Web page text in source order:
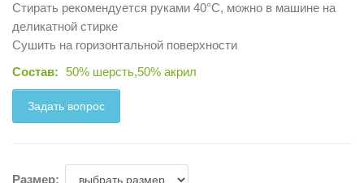
Стирать рекомендуется руками 40°C, можно в машине на
деликатной стирке
Сушить на горизонтальной поверхности
Состав: 50% шерсть,50% акрил
Задать вопрос
Размер: